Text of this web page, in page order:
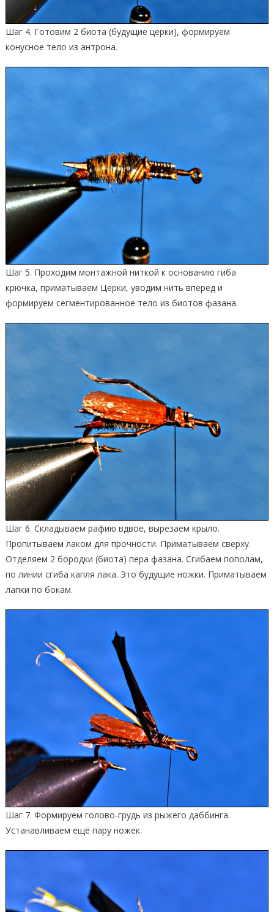
Шаг 4. Готовим 2 биота (будущие церки), формируем
конусное тело из антрона.
Шаг 5. Проходим монтажной ниткой к основанию гиба
крючка, приматываем Церки, уводим нить вперёд и
формируем сегментированное тело из биотов фазана.
Шаг 6. Складываем рафию вдвое, вырезаем крыло.
Пропитываем лаком для прочности. Приматываем сверху.
Отделяем 2 бородки (биота) пера фазана. Сгибаем пополам,
по линии сгиба капля лака. Это будущие ножки. Приматываем
лапки по бокам.
Шаг 7. Формируем голово-грудь из рыжего даббинга.
Устанавливаем ещё пару ножек.